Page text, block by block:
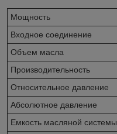
Мощность
Входное соединение
Объем масла
Производительность
Относительное давление
Абсолютное давление
Емкость масляной системы